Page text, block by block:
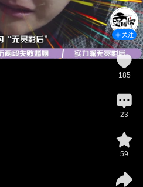
关注
185
23
59